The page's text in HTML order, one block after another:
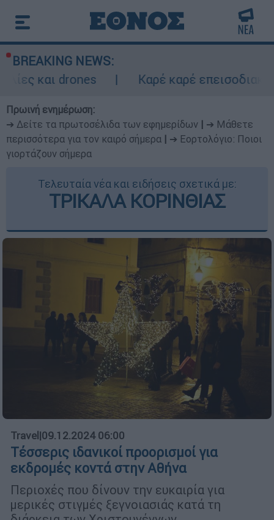
BREAKING NEWS:
Καρέ καρέ επεισοδιακή
Πρωινή ενημέρωση:
➔ Δείτε τα πρωτοσέλιδα των εφημερίδων
➔ Μάθετε
περισσότερα για τον καιρό σήμερα
➔ Εορτολόγιο: Ποιοι
γιορτάζουν σήμερα
Τελευταία νέα και ειδήσεις σχετικά με:
ΤΡΙΚΑΛΑ ΚΟΡΙΝΘΙΑΣ
Travel |09.12.2024 06:00
Τέσσερις ιδανικοί προορισμοί για
εκδρομές κοντά στην Αθήνα
Περιοχές που δίνουν την ευκαιρία για
μερικές στιγμές ξεγνοιασιάς κατά τη